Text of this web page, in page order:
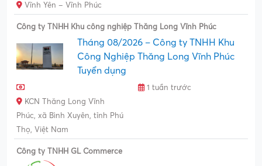
Vĩnh Yên – Vĩnh Phúc
Công ty TNHH Khu công nghiệp Thăng Long Vĩnh Phúc
Tháng 08/2026 – Công ty TNHH Khu
Công Nghiệp Thăng Long Vĩnh Phúc
Tuyển dụng
1 tuần trước
KCN Thăng Long Vĩnh
Phúc, xã Bình Xuyên, tỉnh Phú
Thọ, Việt Nam
Công ty TNHH GL Commerce